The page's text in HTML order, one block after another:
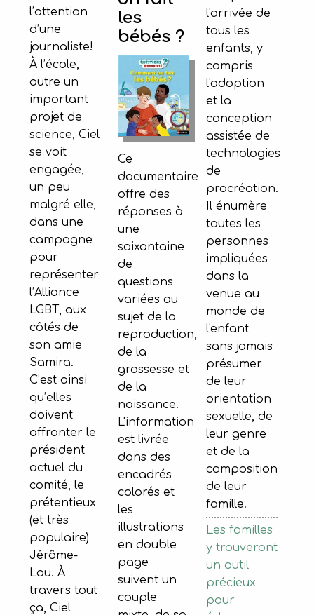
l’attention
d’une
journaliste!
À l’école,
outre un
important
projet de
science, Ciel
se voit
engagée,
un peu
malgré elle,
dans une
campagne
pour
représenter
l’Alliance
LGBT, aux
côtés de
son amie
Samira.
C’est ainsi
qu’elles
doivent
affronter le
président
actuel du
comité, le
prétentieux
(et très
populaire)
Jérôme-
Lou. À
travers tout
ça, Ciel
les
bébés ?
Ce
documentaire
offre des
réponses à
une
soixantaine
de
questions
variées au
sujet de la
reproduction,
de la
grossesse et
de la
naissance.
L'information
est livrée
dans des
encadrés
colorés et
les
illustrations
en double
page
suivent un
couple
l'arrivée de
tous les
enfants, y
compris
l'adoption
et la
conception
assistée de
technologies
de
procréation.
Il énumère
toutes les
personnes
impliquées
dans la
venue au
monde de
l'enfant
sans jamais
présumer
de leur
orientation
sexuelle, de
leur genre
et de la
composition
de leur
famille.
Les familles
y trouveront
un outil
précieux
pour